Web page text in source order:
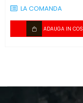
LA COMANDA
ADAUGA IN COS